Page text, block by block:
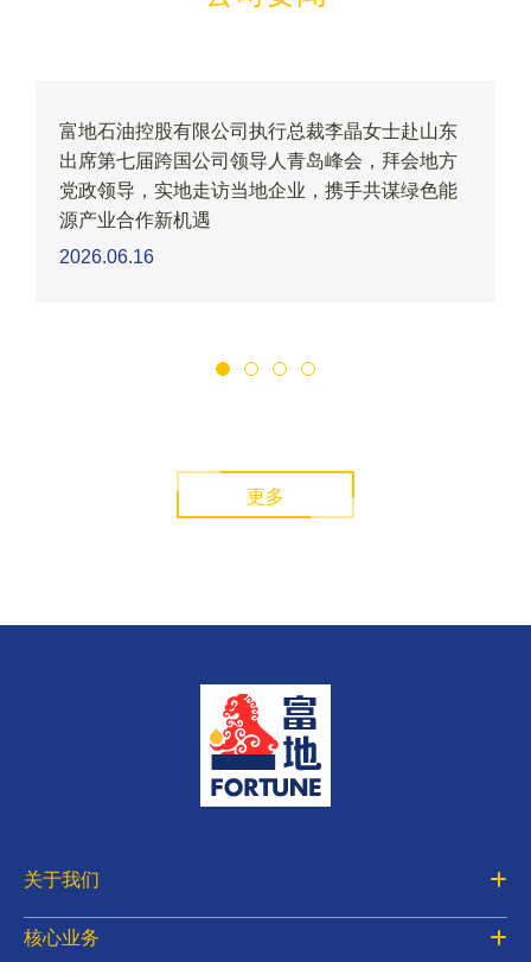
士赴山东
拜会地方
谋绿色能
英国富地石油控股有限公司邱达强主席出
燃气2026财年年会并致辞
更多
关于我们
核心业务